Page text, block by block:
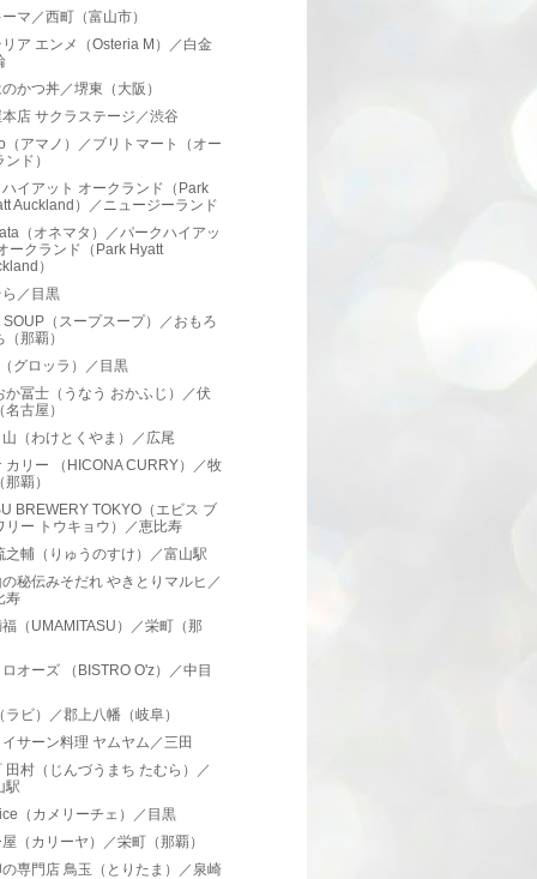
マ／西町（富山市）
ア エンメ（Osteria M）／白金
かつ丼／堺東（大阪）
店 サクラステージ／渋谷
（アマノ）／ブリトマート（オー
ド）
イアット オークランド（Park
Auckland）／ニュージーランド
（オネマタ）／パークハイアッ
ークランド（Park Hyatt
）
／目黒
SOUP（スープスープ）／おもろ
（那覇）
グロッラ）／目黒
か冨士（うなう おかふじ）／伏
名古屋）
（わけとくやま）／広尾
カリー （HICONA CURRY）／牧
覇）
BREWERY TOKYO（エビス ブ
リー トウキョウ）／恵比寿
之輔（りゅうのすけ）／富山駅
秘伝みそだれ やきとりマルヒ／
寿
（UMAMITASU）／栄町（那
オーズ （BISTRO O'z）／中目
ラビ）／郡上八幡（岐阜）
サーン料理 ヤムヤム／三田
田村（じんづうまち たむら）／
駅
（カメリーチェ）／目黒
（カリーヤ）／栄町（那覇）
専門店 鳥玉（とりたま）／泉崎